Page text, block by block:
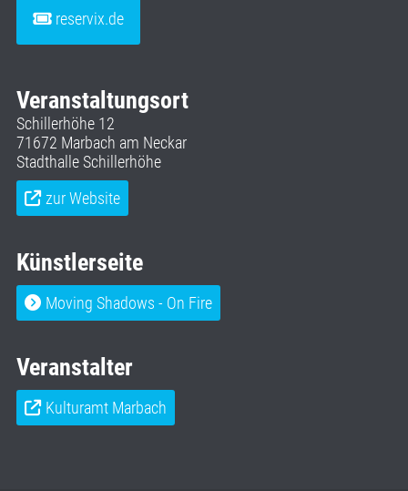
reservix.de
Veranstaltungsort
Schillerhöhe 12
71672 Marbach am Neckar
Stadthalle Schillerhöhe
zur Website
Künstlerseite
Moving Shadows - On Fire
Veranstalter
Kulturamt Marbach